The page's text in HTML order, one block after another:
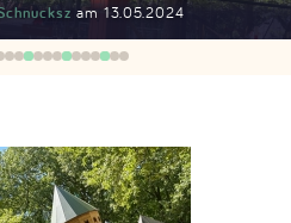
am 13.05.2024